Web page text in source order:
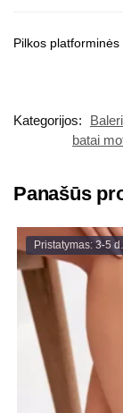
Pilkos
Kategorijos:
batai
Panašūs
Pristatymas: 3-5